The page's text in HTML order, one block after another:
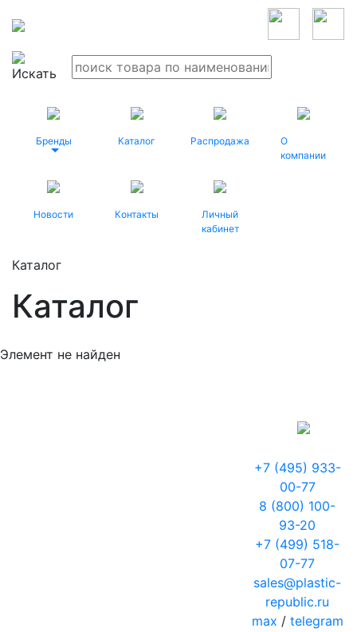
Бренды Каталог Распродажа
О
компании
Новости Контакты
Личный
кабинет
Каталог
Каталог
Элемент не найден
+7 (495) 933-
00-77
8 (800) 100-
93-20
+7 (499) 518-
07-77
sales@plastic-
republic.ru
max / telegram